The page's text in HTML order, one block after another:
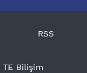
RSS
TE Bilişim